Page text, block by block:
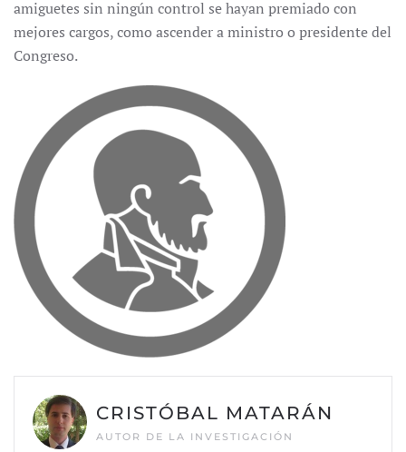
amiguetes sin ningún control se hayan premiado con
mejores cargos, como ascender a ministro o presidente del
Congreso.
CRISTÓBAL MATARÁN
AUTOR DE LA INVESTIGACIÓN